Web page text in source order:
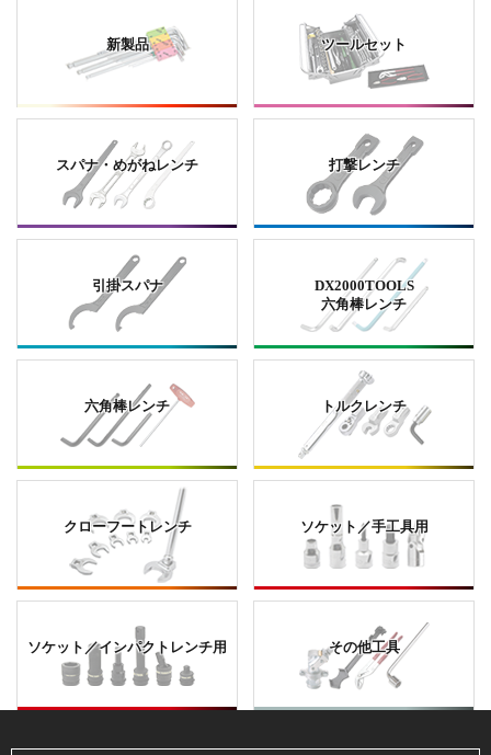
新製品 ツールセット
スパナ・めがねレンチ 打撃レンチ
引掛スパナ
DX2000TOOLS
六角棒レンチ
六角棒レンチ トルクレンチ
クローフートレンチ ソケット／手工具用
ソケット／インパクトレンチ用 その他工具